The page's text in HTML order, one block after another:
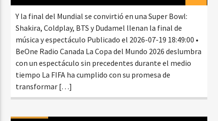
Y la final del Mundial se convirtió en una Super Bowl:
Shakira, Coldplay, BTS y Dudamel llenan la final de
música y espectáculo Publicado el 2026-07-19 18:49:00 •
BeOne Radio Canada La Copa del Mundo 2026 deslumbra
con un espectáculo sin precedentes durante el medio
tiempo La FIFA ha cumplido con su promesa de
transformar […]